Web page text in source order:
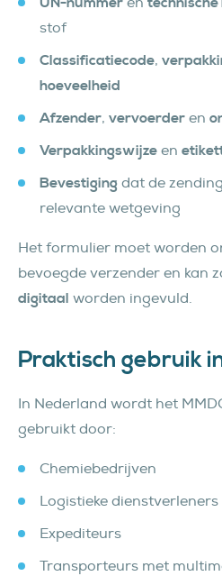
stof
Classificatiecode,
hoeveelheid
Afzender, vervoerder en
Verpakkingswijze en
Bevestiging dat de
relevante wetgeving
Het formulier moet worden
bevoegde verzender en kan
digitaal worden ingevuld.
Praktisch gebruik
In Nederland wordt het
gebruikt door:
Chemiebedrijven
Logistieke dienstverleners
Expediteurs
Transporteurs met